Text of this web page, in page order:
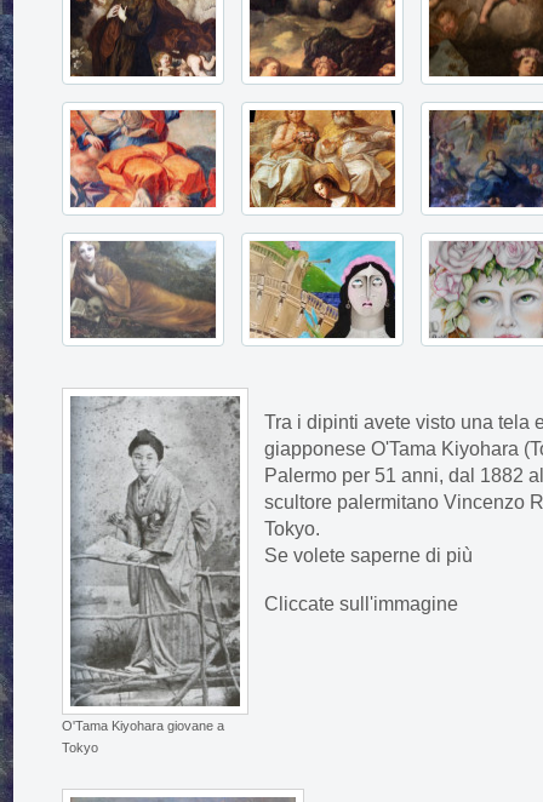
O'Tama Kiyohara giovane a
Tokyo
Tra i dipinti avete visto una tela
giapponese O'Tama Kiyohara
Palermo per 51 anni, dal 1882
scultore palermitano Vincenzo
Tokyo.
Se volete saperne di più
Cliccate sull'immagine